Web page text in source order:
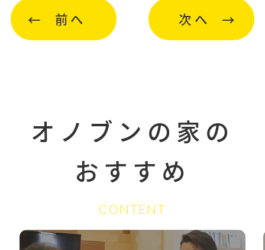
前へ 次へ
オノブンの家の
おすすめ
CONTENT